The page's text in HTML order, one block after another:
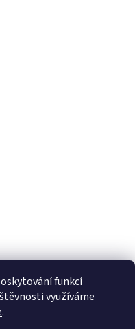
funkcí
využíváme
.